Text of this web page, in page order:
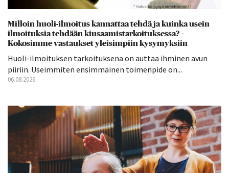
Milloin huoli-ilmoitus kannattaa tehdä ja kuinka usein
ilmoituksia tehdään kiusaamistarkoituksessa? –
Kokosimme vastaukset yleisimpiin kysymyksiin
Huoli-ilmoituksen tarkoituksena on auttaa ihminen avun
piiriin. Useimmiten ensimmäinen toimenpide on...
06.08.2026